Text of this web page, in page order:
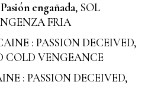
Pasión engañada, SOL
FRIA
: PASSION DECEIVED,
COLD VENGEANCE
: PASSION DECEIVED,